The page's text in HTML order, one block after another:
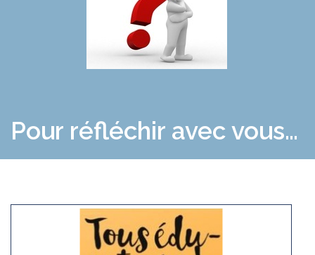
Pour réfléchir avec vous…